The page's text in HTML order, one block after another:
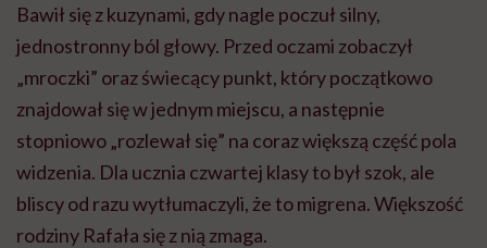
Bawił się z kuzynami, gdy nagle poczuł silny,
jednostronny ból głowy. Przed oczami zobaczył
„mroczki” oraz świecący punkt, który początkowo
znajdował się w jednym miejscu, a następnie
stopniowo „rozlewał się” na coraz większą część pola
widzenia. Dla ucznia czwartej klasy to był szok, ale
bliscy od razu wytłumaczyli, że to migrena. Większość
rodziny Rafała się z nią zmaga.